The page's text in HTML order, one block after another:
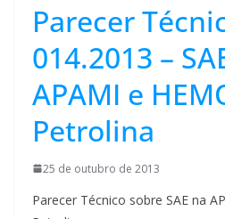
Parecer
014.2013 –
APAMI e
Petrolina
25 de outubro de 2013
Parecer Técnico sobre SAE na